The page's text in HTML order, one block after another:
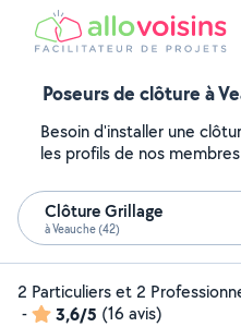
Poseurs de clôture à
Besoin d'installer une
les profils de nos
Clôture Grillage
à Veauche (42)
2 Particuliers et 2
-
3,6/5 (16 avis)